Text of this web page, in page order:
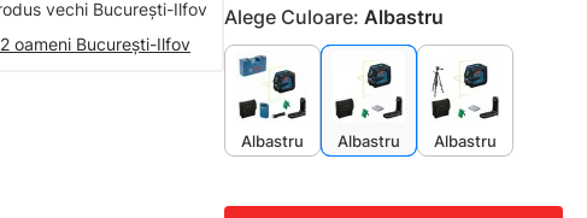
vechi București-Ilfov
oameni București-Ilfov
Alege Culoare: Albastru
Albastru Albastru Albastru